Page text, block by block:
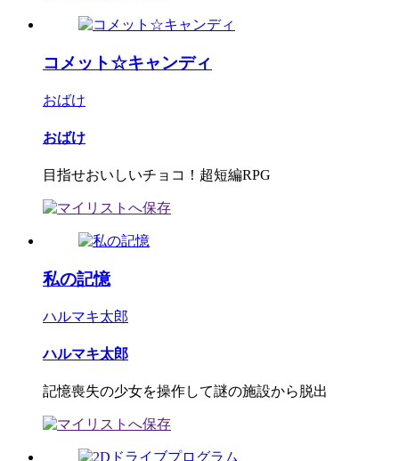
コメット☆キャンディ
おばけ
おばけ
目指せおいしいチョコ！超短編RPG
私の記憶
ハルマキ太郎
ハルマキ太郎
記憶喪失の少女を操作して謎の施設から脱出